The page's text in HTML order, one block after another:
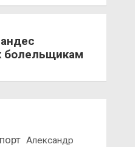
болельщикам
Александр